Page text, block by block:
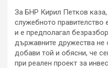
За БНР Кирил Петков
служебното правителство
и е предполагал
държавните дружества не
добави той и обясни, че
при реален проект за